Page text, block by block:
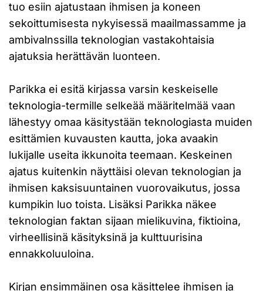
tuo esiin ajatustaan ihmisen ja koneen
sekoittumisesta nykyisessä maailmassamme ja
ambivalnssilla teknologian vastakohtaisia
ajatuksia herättävän luonteen.
Parikka ei esitä kirjassa varsin keskeiselle
teknologia-termille selkeää määritelmää vaan
lähestyy omaa käsitystään teknologiasta muiden
esittämien kuvausten kautta, joka avaakin
lukijalle useita ikkunoita teemaan. Keskeinen
ajatus kuitenkin näyttäisi olevan teknologian ja
ihmisen kaksisuuntainen vuorovaikutus, jossa
kumpikin luo toista. Lisäksi Parikka näkee
teknologian faktan sijaan mielikuvina, fiktioina,
virheellisinä käsityksinä ja kulttuurisina
ennakkoluuloina.
Kirjan ensimmäinen osa käsittelee ihmisen ja